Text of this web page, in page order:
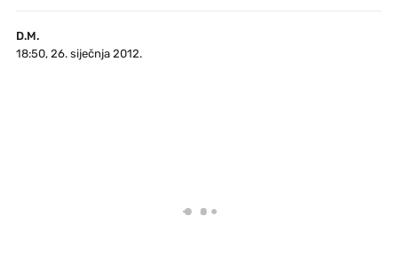
D.M.
18:50, 26. siječnja 2012.